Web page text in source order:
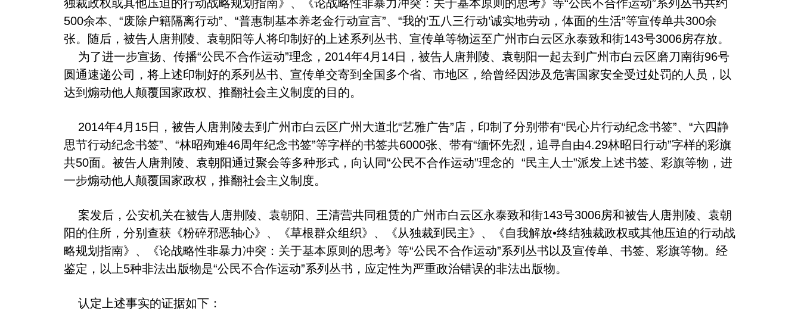
独裁政权或其他压迫的行动战略规划指南》、《论战略性非暴力冲突：关于基本原则的思考》等“公民不合作运动”系列丛书共约
500余本、“废除户籍隔离行动”、“普惠制基本养老金行动宣言”、“我的‘五八三行动’诚实地劳动，体面的生活”等宣传单共300余
张。随后，被告人唐荆陵、袁朝阳等人将印制好的上述系列丛书、宣传单等物运至广州市白云区永泰致和街143号3006房存放。
为了进一步宣扬、传播“公民不合作运动”理念，2014年4月14日，被告人唐荆陵、袁朝阳一起去到广州市白云区磨刀南街96号
圆通速递公司，将上述印制好的系列丛书、宣传单交寄到全国多个省、市地区，给曾经因涉及危害国家安全受过处罚的人员，以
达到煽动他人颠覆国家政权、推翻社会主义制度的目的。
2014年4月15日，被告人唐荆陵去到广州市白云区广州大道北“艺雅广告”店，印制了分别带有“民心片行动纪念书签”、“六四静
思节行动纪念书签”、“林昭殉难46周年纪念书签”等字样的书签共6000张、带有“缅怀先烈，追寻自由4.29林昭日行动”字样的彩旗
共50面。被告人唐荆陵、袁朝阳通过聚会等多种形式，向认同“公民不合作运动”理念的 “民主人士”派发上述书签、彩旗等物，进
一步煽动他人颠覆国家政权，推翻社会主义制度。
案发后，公安机关在被告人唐荆陵、袁朝阳、王清营共同租赁的广州市白云区永泰致和街143号3006房和被告人唐荆陵、袁朝
阳的住所，分别查获《粉碎邪恶轴心》、《草根群众组织》、《从独裁到民主》、《自我解放•终结独裁政权或其他压迫的行动战
略规划指南》、《论战略性非暴力冲突：关于基本原则的思考》等“公民不合作运动”系列丛书以及宣传单、书签、彩旗等物。经
鉴定，以上5种非法出版物是“公民不合作运动”系列丛书，应定性为严重政治错误的非法出版物。
认定上述事实的证据如下：